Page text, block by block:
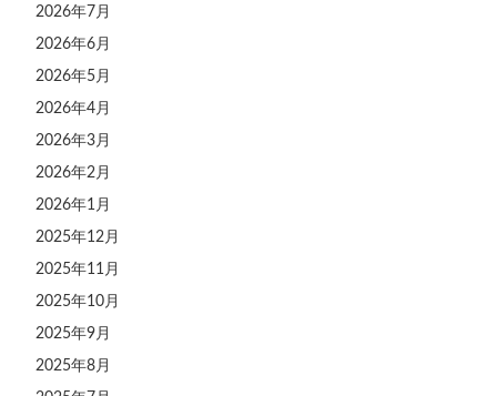
2026年7月
2026年6月
2026年5月
2026年4月
2026年3月
2026年2月
2026年1月
2025年12月
2025年11月
2025年10月
2025年9月
2025年8月